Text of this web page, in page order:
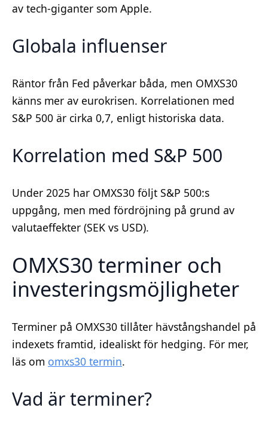
av tech-giganter som Apple.
Globala influenser
Räntor från Fed påverkar båda, men OMXS30
känns mer av eurokrisen. Korrelationen med
S&P 500 är cirka 0,7, enligt historiska data.
Korrelation med S&P 500
Under 2025 har OMXS30 följt S&P 500:s
uppgång, men med fördröjning på grund av
valutaeffekter (SEK vs USD).
OMXS30 terminer och
investeringsmöjligheter
Terminer på OMXS30 tillåter hävstångshandel på
indexets framtid, idealiskt för hedging. För mer,
läs om omxs30 termin.
Vad är terminer?